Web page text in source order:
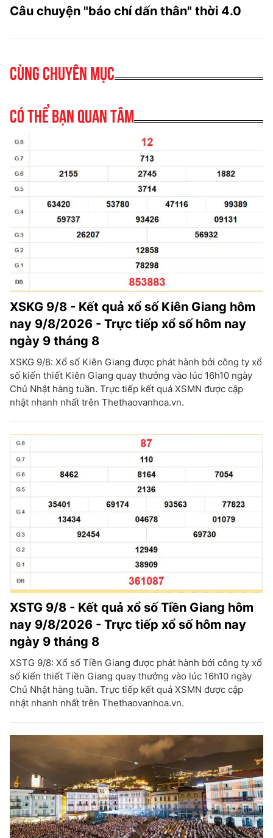
Câu chuyện "báo chí dấn thân" thời 4.0
Cùng chuyên mục
Có thể bạn quan tâm
XSKG 9/8 - Kết quả xổ số Kiên Giang hôm
nay 9/8/2026 - Trực tiếp xổ số hôm nay
ngày 9 tháng 8
XSKG 9/8: Xổ số Kiên Giang được phát hành bởi công ty xổ
số kiến thiết Kiên Giang quay thưởng vào lúc 16h10 ngày
Chủ Nhật hàng tuần. Trực tiếp kết quả XSMN được cập
nhật nhanh nhất trên Thethaovanhoa.vn.
XSTG 9/8 - Kết quả xổ số Tiền Giang hôm
nay 9/8/2026 - Trực tiếp xổ số hôm nay
ngày 9 tháng 8
XSTG 9/8: Xổ số Tiền Giang được phát hành bởi công ty xổ
số kiến thiết Tiền Giang quay thưởng vào lúc 16h10 ngày
Chủ Nhật hàng tuần. Trực tiếp kết quả XSMN được cập
nhật nhanh nhất trên Thethaovanhoa.vn.